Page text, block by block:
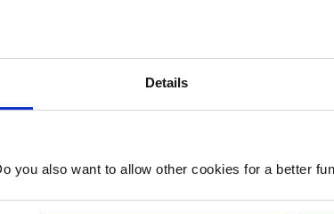
Details
you also want to allow other cookies for a better
Bedrijfskunde en